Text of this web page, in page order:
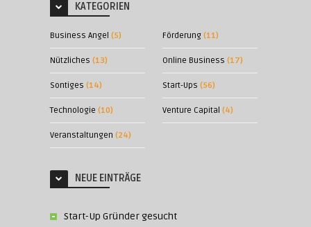
KATEGORIEN
Business Angel (5) Förderung(11)
Nützliches (13) Online Business (17)
Sontiges (14) Start-Ups (56)
Technologie (10) Venture Capital (4)
Veranstaltungen (24)
NEUE EINTRÄGE
Start-Up Gründer gesucht